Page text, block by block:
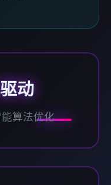
动
算法优化